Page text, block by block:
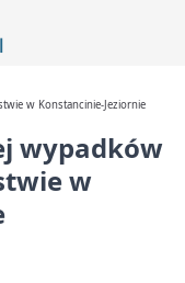
w Konstancinie-Jeziornie
wypadków
w